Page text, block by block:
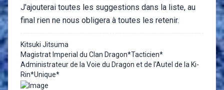
J'ajouterai toutes les suggestions dans la liste, au
final rien ne nous obligera à toutes les retenir.
Kitsuki Jitsuma
Magistrat Imperial du Clan Dragon*Tacticien*
Administrateur de la Voie du Dragon et de l'Autel de la Ki-
Rin*Unique*